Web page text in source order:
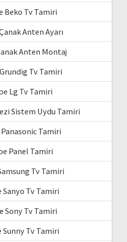
Beko Tv Tamiri
Anten Ayarı
Anten Montaj
Tv Tamiri
Lg Tv Tamiri
Sistem Uydu Tamiri
Tamiri
Panel Tamiri
Tv Tamiri
Sanyo Tv Tamiri
Sony Tv Tamiri
Sunny Tv Tamiri